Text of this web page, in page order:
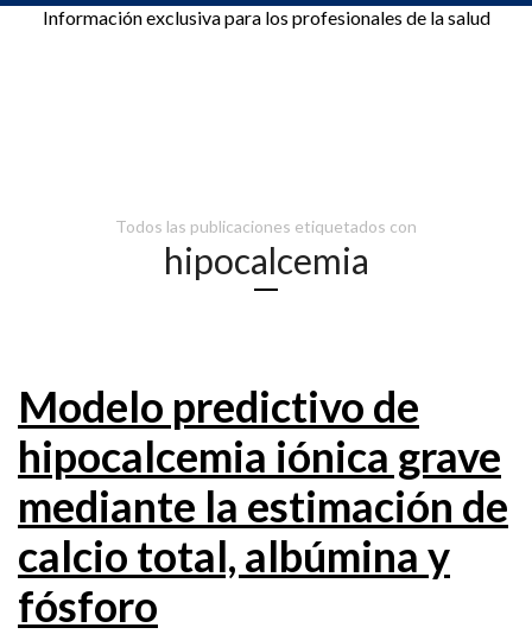
Información exclusiva para los profesionales de la salud
Todos las publicaciones etiquetados con
hipocalcemia
Modelo predictivo de
hipocalcemia iónica grave
mediante la estimación de
calcio total, albúmina y
fósforo